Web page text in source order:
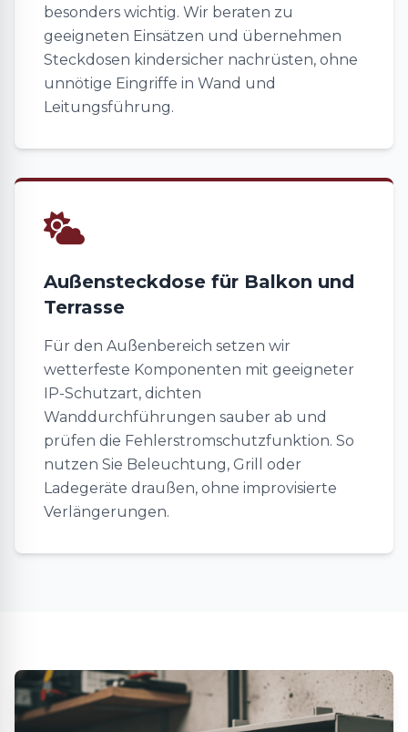
besonders wichtig. Wir beraten zu
geeigneten Einsätzen und übernehmen
Steckdosen kindersicher nachrüsten, ohne
unnötige Eingriffe in Wand und
Leitungsführung.
Außensteckdose für Balkon und
Terrasse
Für den Außenbereich setzen wir
wetterfeste Komponenten mit geeigneter
IP-Schutzart, dichten
Wanddurchführungen sauber ab und
prüfen die Fehlerstromschutzfunktion. So
nutzen Sie Beleuchtung, Grill oder
Ladegeräte draußen, ohne improvisierte
Verlängerungen.